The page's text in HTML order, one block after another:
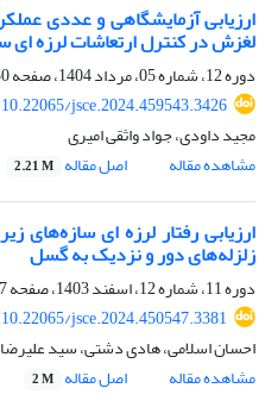
ارزیابی آزمایشگاهی و عددی
لغزش در کنترل ارتعاشات لرزه ای
دوره 12، شماره 05، مرداد 1404، صفحه
10.22065/jsce.2024.459543.3426
مجید داودی، جواد واثقی امیری
مشاهده مقاله
اصل مقاله 2.21 M
ارزیابی رفتار لرزه ای سازه‌های
زلزله‌های دور و نزدیک به گسل
دوره 11، شماره 12، اسفند 1403، صفحه
10.22065/jsce.2024.450547.3381
احسان اسلامی، هادی دشتی، سید
مشاهده مقاله
اصل مقاله 2 M